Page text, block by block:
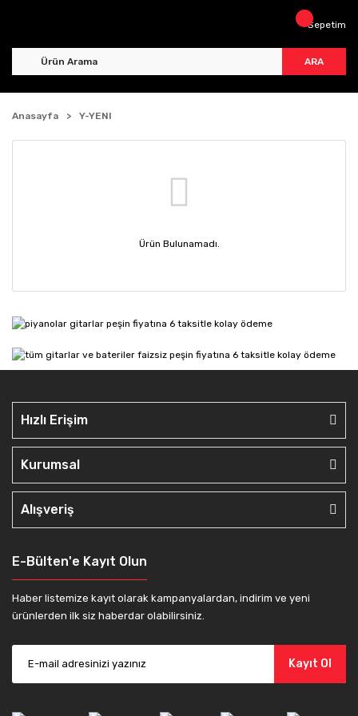
ARA
Sepetim
Anasayfa Y-YENI
Ürün Bulunamadı.
Hızlı Erişim
Kurumsal
Alışveriş
E-Bülten'e Kayıt Olun
Haber listemize kayıt olarak kampanyalardan, indirim ve yeni
ürünlerden ilk siz haberdar olabilirsiniz.
Kayıt Ol